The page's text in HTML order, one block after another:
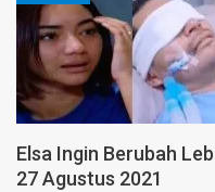
Elsa Ingin Berubah
27 Agustus 2021